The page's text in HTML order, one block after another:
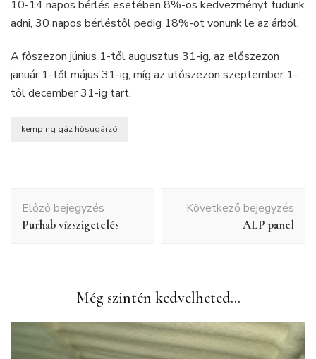
10-14 napos bérlés esetében 8%-os kedvezményt tudunk
adni, 30 napos bérléstől pedig 18%-ot vonunk le az árból.
A főszezon június 1-től augusztus 31-ig, az előszezon
január 1-től május 31-ig, míg az utószezon szeptember 1-
től december 31-ig tart.
kemping gáz hősugárzó
navigáció
Előző bejegyzés
Purhab vízszigetelés
Következő bejegyzés
ALP panel
Még szintén kedvelheted...